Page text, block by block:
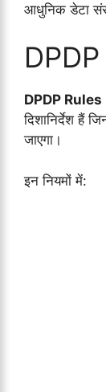
आधुनिक डेटा
DPDP
दिशानिर्देश हैं
जाएगा।
इन नियमों में: